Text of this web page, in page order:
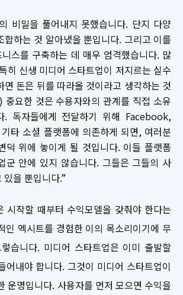
비밀을 풀어내지 못했습니다. 단지 다양
합하는 것 알아냈을 뿐입니다. 그리고 이를
스를 구축하는 데 매우 엄격했습니다. 많
히 신생 미디어 스타트업이 저지르는 실수
면 돈은 뒤를 따라올 것이라고 생각하는 것
중요한 것은 수용자와의 관계를 직접 소유
. 독자들에게 전달하기 위해 Facebook,
타 소셜 플랫폼에 의존하게 되면, 여러분
덕 위에 놓이게 될 것입니다. 이들 플랫폼
군 안에 있지 않습니다. 그들은 그들의 사
있을 뿐입니다.”
시작할 때부터 수익모델을 갖춰야 한다는
인 엑시트를 경험한 이의 목소리이기에 무
습니다. 미디어 스타트업은 이미 출발할
어내야 합니다. 그것이 미디어 스타트업이
운명입니다. 사용자를 먼저 모으면 수익을